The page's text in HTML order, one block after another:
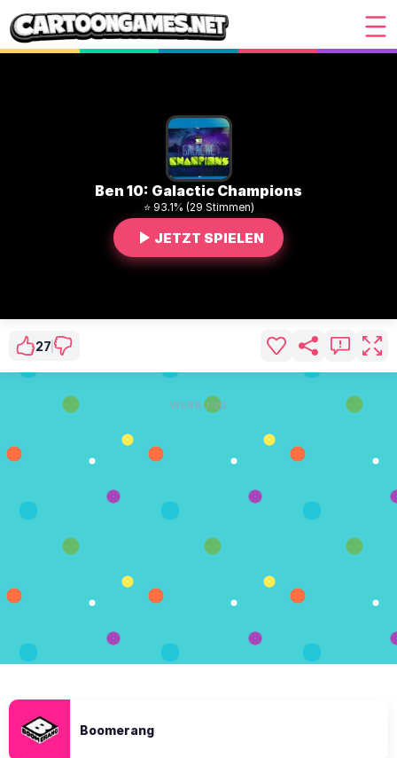
Ben 10: Galactic Champions
⭐ 93.1% (29 Stimmen)
JETZT SPIELEN
27
WERBUNG
Boomerang